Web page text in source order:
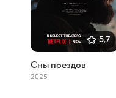
5,7
Сны поездов
2025